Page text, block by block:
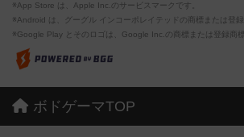
※App Store は、Apple Inc.のサービスマークです。
※Android は、グーグル インコーポレイテッドの商標または登録
※Google Play とそのロゴは、Google Inc.の商標または登録商標
ボドゲーマTOP